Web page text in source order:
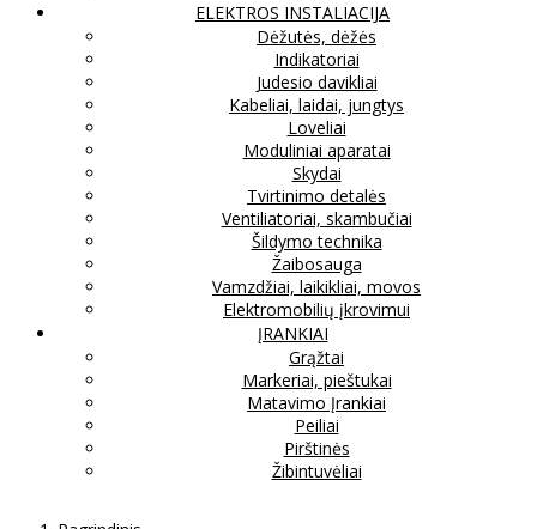
ELEKTROS INSTALIACIJA
Dėžutės, dėžės
Indikatoriai
Judesio davikliai
Kabeliai, laidai, jungtys
Loveliai
Moduliniai aparatai
Skydai
Tvirtinimo detalės
Ventiliatoriai, skambučiai
Šildymo technika
Žaibosauga
Vamzdžiai, laikikliai, movos
Elektromobilių įkrovimui
ĮRANKIAI
Grąžtai
Markeriai, pieštukai
Matavimo Įrankiai
Peiliai
Pirštinės
Žibintuvėliai